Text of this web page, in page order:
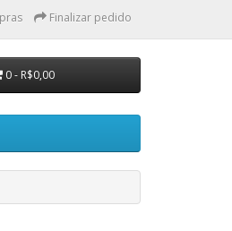
Finalizar pedido
0 - R$0,00